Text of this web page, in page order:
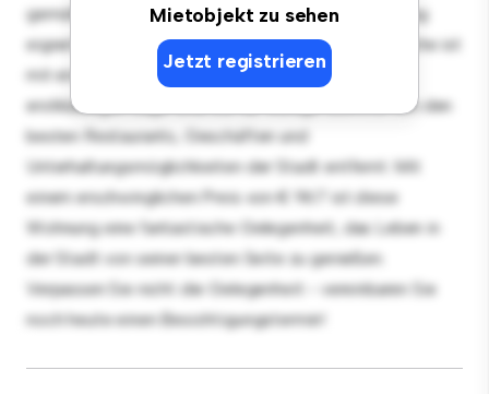
Mietobjekt zu sehen
Jetzt registrieren
gemütlichen Lebensraum. Die offene Raumaufteilung
eignet sich perfekt für Gäste, und die elegante Küche ist
mit erstklassigen Geräten ausgestattet. Dank der
erstklassigen Lage sind Sie nur wenige Schritte von den
besten Restaurants, Geschäften und
Unterhaltungsmöglichkeiten der Stadt entfernt. Mit
einem erschwinglichen Preis von € 967 ist diese
Wohnung eine fantastische Gelegenheit, das Leben in
der Stadt von seiner besten Seite zu genießen.
Verpassen Sie nicht die Gelegenheit - vereinbaren Sie
noch heute einen Besichtigungstermin!